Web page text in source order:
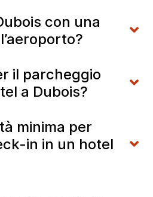
con una
il parcheggio
a Dubois?
minima per
in in un hotel